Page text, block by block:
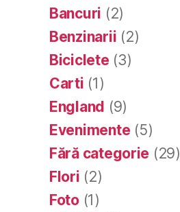
Bancuri (2)
Benzinarii (2)
Biciclete (3)
Carti (1)
England (9)
Evenimente (5)
Fără categorie (29)
Flori (2)
Foto(1)